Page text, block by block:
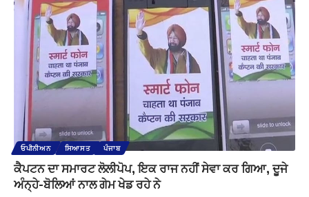
ਓਪੀਨੀਅਨ ਸਿਆਸਤ ਪੰਜਾਬ
ਕੈਪਟਨ ਦਾ ਸਮਾਰਟ ਲੋਲੀਪੋਪ, ਇਕ ਰਾਜ ਨਹੀਂ ਸੇਵਾ ਕਰ ਗਿਆ, ਦੂਜੇ
ਅੰਨ੍ਹੇ-ਬੋਲਿਆਂ ਨਾਲ ਗੇਮ ਖੇਡ ਰਹੇ ਨੇ